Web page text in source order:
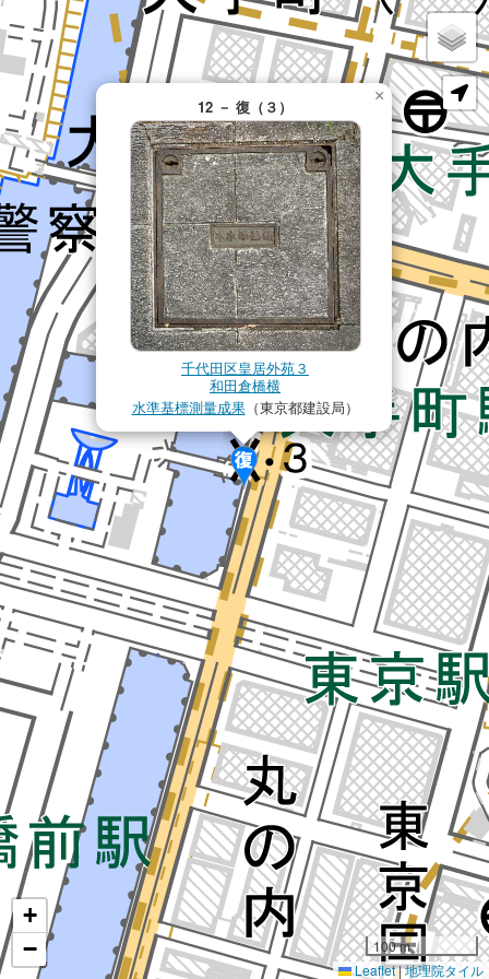
12 － 復（３）
千代田区皇居外苑３
和田倉橋横
水準基標測量成果（東京都建設局）
×
+
−
100 m
Leaflet|地理院タイル